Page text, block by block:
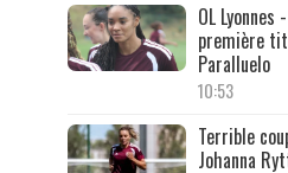
OL Lyonnes
première
Paralluelo
10:53
Terrible
Johanna